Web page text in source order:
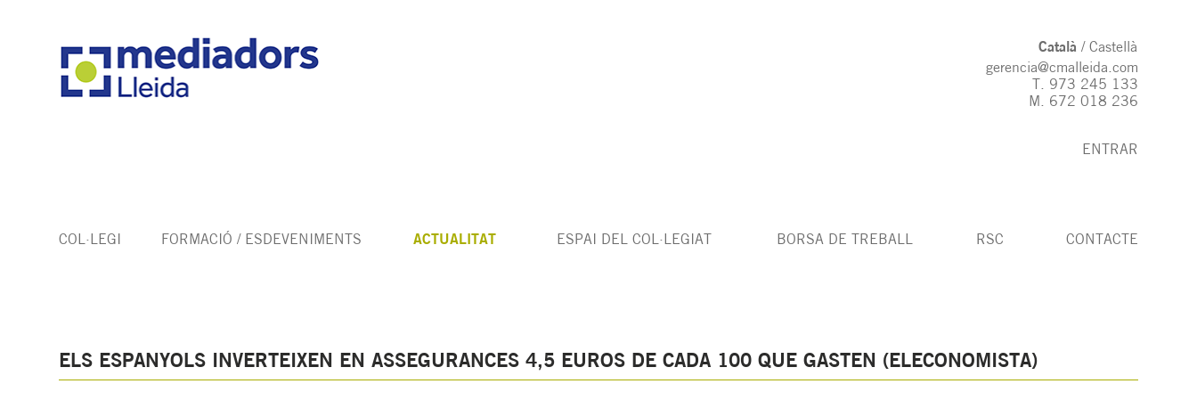
Català
Castellà
gerencia@cmalleida.com
T. 973 245 133
M. 672 018 236
ENTRAR
COL·LEGI FORMACIÓ / ESDEVENIMENTS ACTUALITAT ESPAI DEL COL·LEGIAT BORSA DE TREBALL RSC CONTACTE
ELS ESPANYOLS INVERTEIXEN EN ASSEGURANCES 4,5 EUROS DE CADA 100 QUE GASTEN (ELECONOMISTA)